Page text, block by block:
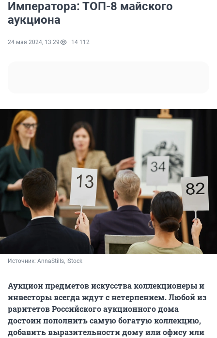
Императора: ТОП-8 майского
аукциона
24 мая 2024, 13:29 14 112
Источник: AnnaStills, iStock
Аукцион предметов искусства коллекционеры и
инвесторы всегда ждут с нетерпением. Любой из
раритетов Российского аукционного дома
достоин пополнить самую богатую коллекцию,
добавить выразительности дому или офису или